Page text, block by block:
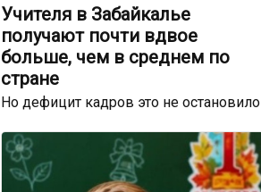
Учителя в Забайкалье
получают почти вдвое
больше, чем в среднем по
стране
Но дефицит кадров это не остановило